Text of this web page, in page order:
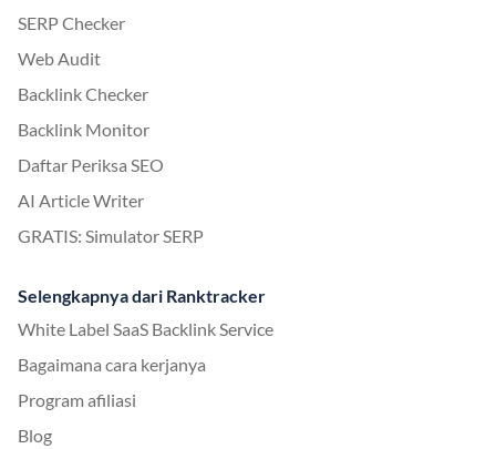
SERP Checker
Web Audit
Backlink Checker
Backlink Monitor
Daftar Periksa SEO
AI Article Writer
GRATIS: Simulator SERP
Selengkapnya dari Ranktracker
White Label SaaS Backlink Service
Bagaimana cara kerjanya
Program afiliasi
Blog